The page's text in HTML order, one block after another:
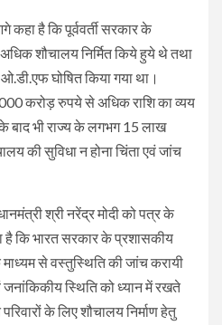
है कि पूर्ववर्ती सरकार के
शौचालय निर्मित किये हुये थे तथा
घोषित किया गया था।
करोड़ रुपये से अधिक राशि का व्यय
बाद भी राज्य के लगभग 15 लाख
की सुविधा न होना चिंता एवं जांच
श्री नरेंद्र मोदी को पत्र के
है कि भारत सरकार के प्रशासकीय
माध्यम से वस्तुस्थिति की जांच करायी
जनांकिकीय स्थिति को ध्यान में रखते
के लिए शौचालय निर्माण हेतु